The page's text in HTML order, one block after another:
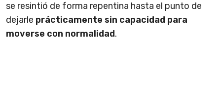
se resintió de forma repentina hasta el punto de
dejarle prácticamente sin capacidad para
moverse con normalidad.